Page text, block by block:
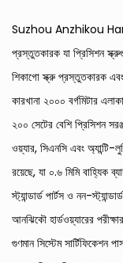
Suzhou Anzhikou
প্রস্তুতকারক যা প্রিসিশন
শিকাগো স্ক্রু প্রস্তুতকারক
কারখানা ২০০০ বর্গমিটার
২০০ সেটের বেশি প্রিসিশন
ওয়্যার, সিএনসি এবং অ্যান্টি-
রয়েছে, যা ০.৬ মিমি বাহ্যিক
স্ট্যান্ডার্ড পার্টস ও নন-
আনঝিকৌ হার্ডওয়্যারের
গুণমান সিস্টেম সার্টিফিকেশন